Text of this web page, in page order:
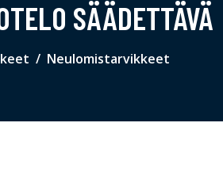
SÄÄDETTÄVÄ
Neulomistarvikkeet